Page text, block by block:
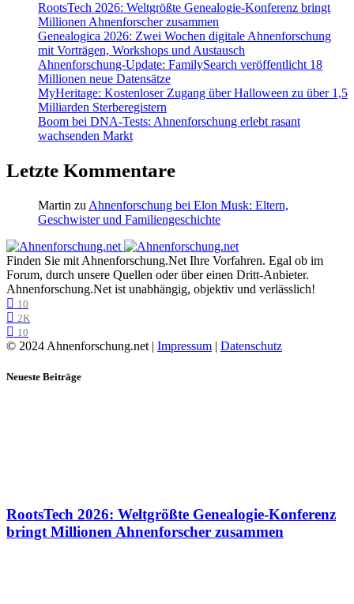
RootsTech 2026: Weltgrößte Genealogie-Konferenz bringt
Millionen Ahnenforscher zusammen
Genealogica 2026: Zwei Wochen digitale Ahnenforschung
mit Vorträgen, Workshops und Austausch
Ahnenforschung-Update: FamilySearch veröffentlicht 18
Millionen neue Datensätze
MyHeritage: Kostenloser Zugang über Halloween zu über 1,5
Milliarden Sterberegistern
Boom bei DNA-Tests: Ahnenforschung erlebt rasant
wachsenden Markt
Letzte Kommentare
Martin zu Ahnenforschung bei Elon Musk: Eltern,
Geschwister und Familiengeschichte
Finden Sie mit Ahnenforschung.Net Ihre Vorfahren. Egal ob im
Forum, durch unsere Quellen oder über einen Dritt-Anbieter.
Ahnenforschung.Net ist unabhängig, objektiv und verlässlich!
10
2K
10
© 2024 Ahnenforschung.net | Impressum | Datenschutz
Neueste Beiträge
RootsTech 2026: Weltgrößte Genealogie-Konferenz
bringt Millionen Ahnenforscher zusammen